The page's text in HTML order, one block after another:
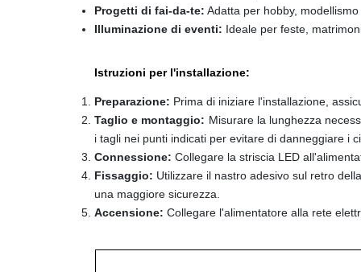
Progetti di fai-da-te: Adatta per hobby,
Illuminazione di eventi: Ideale per feste,
Istruzioni per l'installazione:
Preparazione: Prima di iniziare l'installazione,
Taglio e montaggio: Misurare la lunghezza
i tagli nei punti indicati per evitare di danneggiare i
Connessione: Collegare la striscia LED
Fissaggio: Utilizzare il nastro adesivo sul retro
una maggiore sicurezza.
Accensione: Collegare l'alimentatore alla rete